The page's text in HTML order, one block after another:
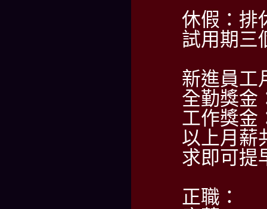
休假：排
試用期三
新進員工
全勤獎金
工作獎金
以上月薪
求即可提
正職：